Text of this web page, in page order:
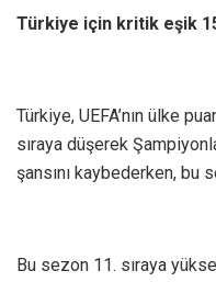
Türkiye için kritik eşik
Türkiye, UEFA’nın ülke
sıraya düşerek
şansını kaybederken, bu
Bu sezon 11. sıraya